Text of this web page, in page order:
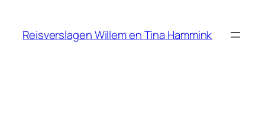
Reisverslagen Willem en Tina Hammink